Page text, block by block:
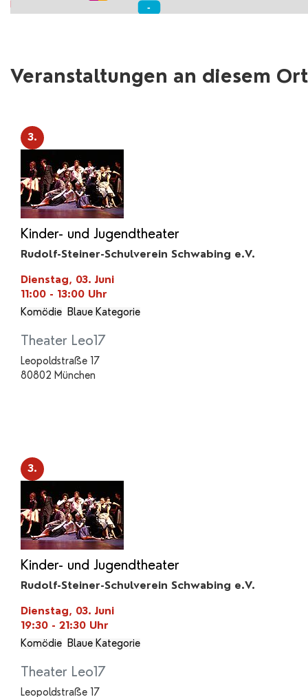
Veranstaltungen an diesem Ort
3.
Kinder- und Jugendtheater
Rudolf-Steiner-Schulverein Schwabing e.V.
Dienstag, 03. Juni
11:00 - 13:00 Uhr
Komödie Blaue Kategorie
Theater Leo17
Leopoldstraße 17
80802 München
3.
Kinder- und Jugendtheater
Rudolf-Steiner-Schulverein Schwabing e.V.
Dienstag, 03. Juni
19:30 - 21:30 Uhr
Komödie Blaue Kategorie
Theater Leo17
Leopoldstraße 17